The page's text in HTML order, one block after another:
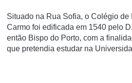
Situado na Rua Sofia, o Colégio de
Carmo foi edificada em 1540 pelo
então Bispo do Porto, com a
que pretendia estudar na